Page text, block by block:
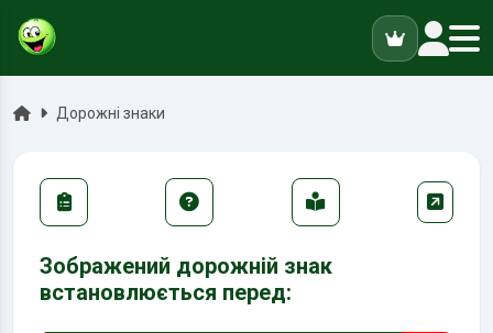
ГоловнаДорожні знаки
Зображений дорожній знак
встановлюється перед: